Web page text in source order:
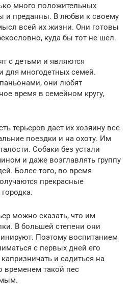
много положительных
и преданны. В любви к своему
всей их жизни. Они готовы
куда бы тот не шел.
с детьми и являются
многодетных семей.
они любят
время в семейном кругу,
терьеров дает их хозяину все
поездки и на охоту. Им
Собаки без устали
и даже возглавлять группу
Более того, во время
прекрасные
можно сказать, что им
В большей степени они
Поэтому воспитанием
с первых дней его
и садиться на
временем такой пес